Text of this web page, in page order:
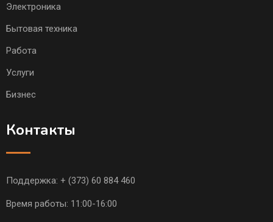
Электроника
Бытовая техника
Работа
Услуги
Бизнес
Контакты
Поддержка: + (373) 60 884 460
Время работы: 11:00-16:00